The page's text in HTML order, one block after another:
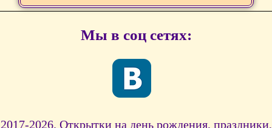
Мы в соц сетях:
2017-2026. Открытки на день рождения, праздники,